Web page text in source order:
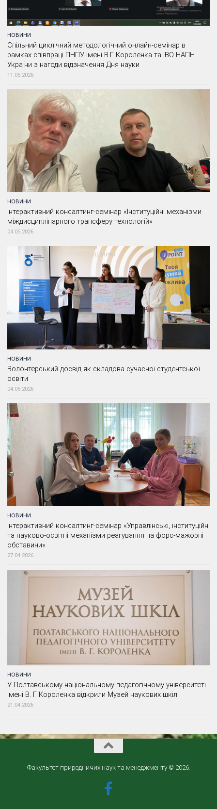
НОВИНИ
Спільний циклічний методологічний онлайн-семінар в
рамках співпраці ПНПУ імені В.Г. Короленка та ІВО НАПН
України з нагоди відзначення Дня науки
11.05.2026
НОВИНИ
Інтерактивний консалтинг-семінар «Інституційні механізми
міждисциплінарного трансферу технологій»
04.05.2026
НОВИНИ
Волонтерський досвід як складова сучасної студентської
освіти
04.05.2026
НОВИНИ
Інтерактивний консалтинг-семінар «Управлінські, інституційні
та науково-освітні механізми реагування на форс-мажорні
обставини»
27.04.2026
НОВИНИ
У Полтавському національному педагогічному університеті
імені В. Г. Короленка відкрили Музей наукових шкіл
21.04.2026
Факультет природничих наук та менеджменту © 2026.